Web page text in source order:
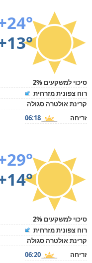
סיכוי למשקעים 2%
רוח צפונית מזרחית
קרינת אולטרה סגולה
זריחה
06:18
סיכוי למשקעים 2%
רוח צפונית מזרחית
קרינת אולטרה סגולה
זריחה
06:20